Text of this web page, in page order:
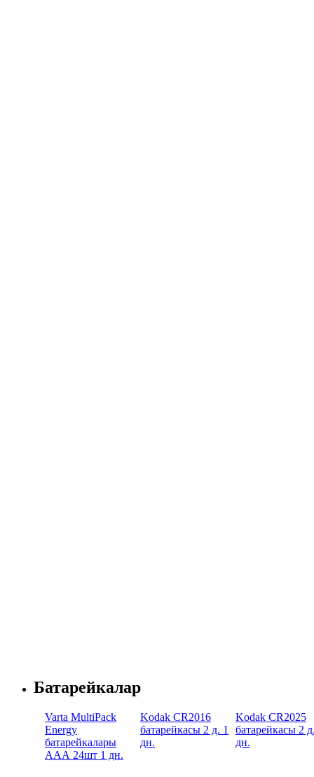
Батарейкалар
Varta MultiPack
Energy
батарейкалары
AAА 24шт 1 дн.
Kodak CR2016
батарейкасы 2 д. 1
дн.
Kodak CR2025
батарейкасы 2
дн.